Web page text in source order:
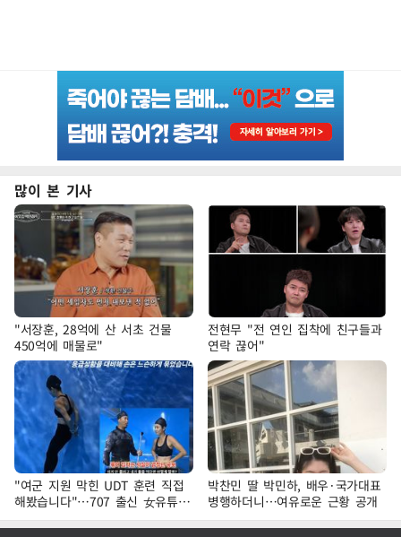
많이 본 기사
"서장훈, 28억에 산 서초 건물
450억에 매물로"
전현무 "전 연인 집착에 친구들과
연락 끊어"
"여군 지원 막힌 UDT 훈련 직접
해봤습니다"…707 출신 女유튜버
'완벽 소화'
박찬민 딸 박민하, 배우·국가대표
병행하더니…여유로운 근황 공개